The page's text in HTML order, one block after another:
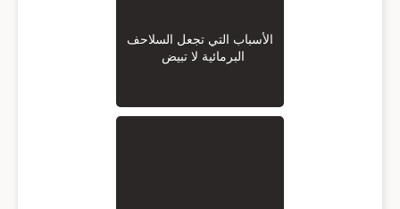
الأسباب التي تجعل السلاحف
البرمائية لا تبيض